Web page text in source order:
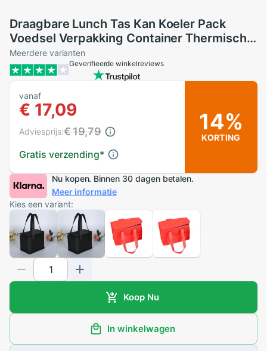
Draagbare Lunch Tas Kan Koeler Pack
Voedsel Verpakking Container Thermische
Geïsoleerde Lunch Tas Non-woven Doek
Milieuvriendelijke Voedsel Opslag
Meerdere varianten
Geverifieerde winkelreviews
vanaf
€ 17,09
Gratis verzending*
Adviesprijs:€ 19,79 14%
KORTING
Nu kopen. Binnen 30 dagen betalen.
Meer informatie
Kies een variant:
Koop Nu
In winkelwagen